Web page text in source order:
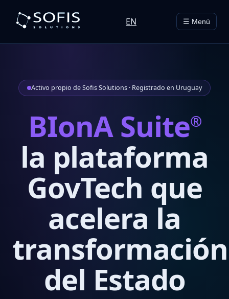
EN ☰ Menú
Activo propio de Sofis Solutions · Registrado en Uruguay
BIonA Suite®
la plataforma
GovTech que
acelera la
transformación
del Estado